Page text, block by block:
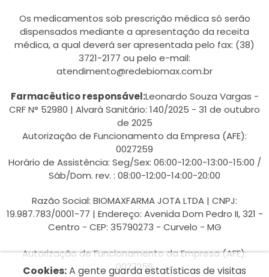
Os medicamentos sob prescrição médica só serão
dispensados mediante a apresentação da receita
médica, a qual deverá ser apresentada pelo fax: (38)
3721-2177 ou pelo e-mail:
atendimento@redebiomax.com.br
Farmacêutico responsável:Leonardo Souza Vargas -
CRF N° 52980 | Alvará Sanitário: 140/2025 - 31 de outubro
de 2025
Autorização de Funcionamento da Empresa (AFE):
0027259
Horário de Assistência: Seg/Sex: 06:00-12:00-13:00-15:00 /
Sáb/Dom. rev. : 08:00-12:00-14:00-20:00
Razão Social: BIOMAXFARMA JOTA LTDA | CNPJ:
19.987.783/0001-77 | Endereço: Avenida Dom Pedro II, 321 -
Centro - CEP: 35790273 - Curvelo - MG
Autorização de Funcionamento da Empresa (AFE):
0027259
Cookies:A gente guarda estatísticas de visitas